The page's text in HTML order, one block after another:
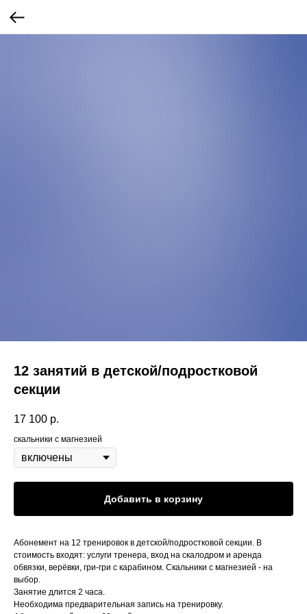
12 занятий в детской/подростковой
секции
17 100 р.
скальники с магнезией
Добавить в корзину
Абонемент на 12 тренировок в детской/подростковой секции. В
стоимость входят: услуги тренера, вход на скалодром и аренда
обвязки, верёвки, гри-гри с карабином. Скальники с магнезией - на
выбор.
Занятие длится 2 часа.
Необходима предварительная запись на тренировку.